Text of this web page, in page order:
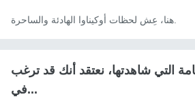
التي شاهدتها، نعتقد أنك قد ترغب
في...